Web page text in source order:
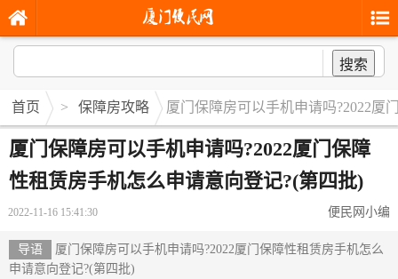
搜索
首页 > 保障房攻略 厦门保障房可以手机申请吗?2022厦
厦门保障房可以手机申请吗?2022厦门保障
性租赁房手机怎么申请意向登记?(第四批)
2022-11-16 15:41:30 便民网小编
导语
厦门保障房可以手机申请吗?2022厦门保障性租赁房手机怎么
申请意向登记?(第四批)